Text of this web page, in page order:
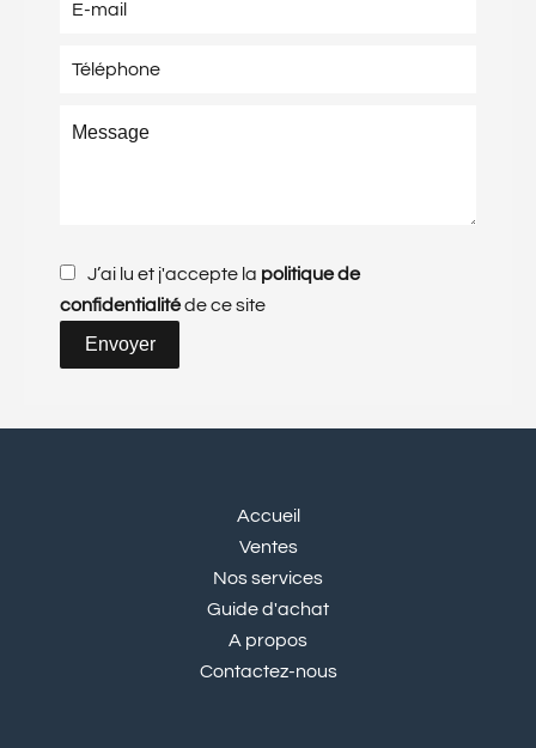
J’ai lu et j'accepte la politique de
confidentialitéde ce site
Envoyer
Accueil
Ventes
Nos services
Guide d'achat
A propos
Contactez-nous